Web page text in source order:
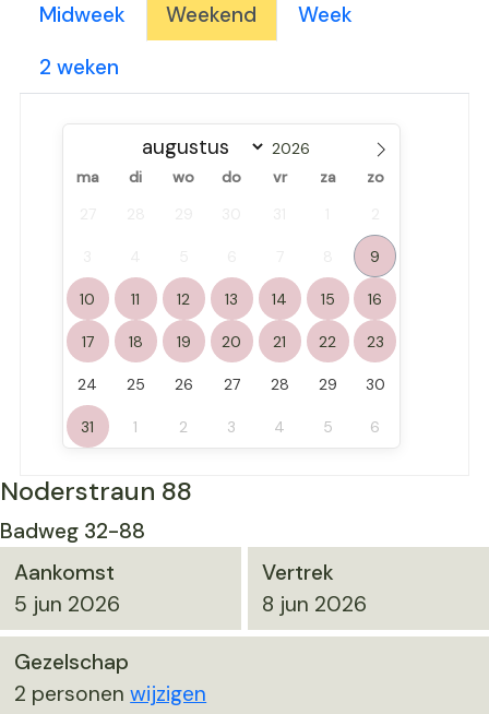
Midweek Weekend
Week
2 weken
ma di wo do vr za
zo
9
10 11 12 13 14 15 16
17 18 19 20 21 22 23
24 25 26 27 28 29 30
31 1 2 3 4 5 6
Noderstraun 88
Badweg 32-88
Aankomst
5 jun 2026
Vertrek
8 jun 2026
Gezelschap
2 personenwijzigen